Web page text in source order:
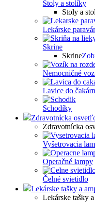
Stoly a stolíky
Stoly a
Lekárske
Skrine
Skrine
Nemocničné
Lavice do
Schodíky
Zdravotnícka
Zdravotnícka
Vyšetrovacia
Operačné lampy
Čelné svietidlo
Lekárske tašky a
Lekárske tašky